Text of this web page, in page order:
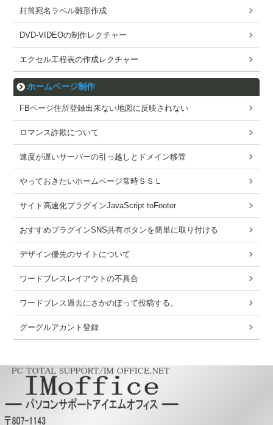
封筒宛名ラベル雛形作成
DVD-VIDEOの制作レクチャー
エクセル工程表の作成レクチャー
ホームページ制作
FBページ住所登録出来ない地図に反映されない
ロマンス詐欺について
速度が遅いサーバーの引っ越しとドメイン移管
やっておきたいホームページ常時ＳＳＬ
サイト高速化プラグインJavaScript toFooter
おすすめプラグインSNS共有ボタンを簡単に取り付ける
デザイン優先のサイトについて
ワードブレスレイアウトの不具合
ワードブレス過去にさかのぼって投稿する。
グーグルアカント登録